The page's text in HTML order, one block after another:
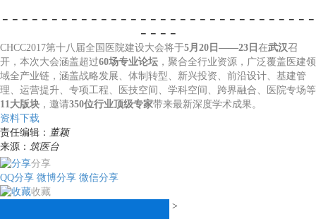
－－－－－－－－－－－－－－－－－－－－－－－－－－－ －－－－－
－－－－
CHCC2017第十八届全国医院建设大会将于5月20日——23日 在武汉召
开，本次大会涵盖超过60场专业论坛 ，聚合全行业资源，广泛覆盖医建领
域全产业链，涵盖战略发展、体制转型、新兴投资、前沿设计、基建管
理、运营提升、专项工程、医技空间、学科空间、跨界融合、医院专场等
11大版块 ，邀请350位行业顶级专家带来最新深度学术成果。
资料下载
责任编辑： 董颖
来源： 筑医台
分享
QQ分享 微博分享 微信分享
收藏
>